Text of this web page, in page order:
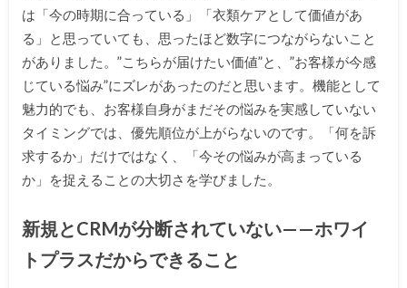
は「今の時期に合っている」「衣類ケアとして価値があ
る」と思っていても、思ったほど数字につながらないこと
がありました。”こちらが届けたい価値”と、”お客様が今感
じている悩み”にズレがあったのだと思います。機能として
魅力的でも、お客様自身がまだその悩みを実感していない
タイミングでは、優先順位が上がらないのです。「何を訴
求するか」だけではなく、「今その悩みが高まっている
か」を捉えることの大切さを学びました。
新規とCRMが分断されていない——ホワイ
トプラスだからできること